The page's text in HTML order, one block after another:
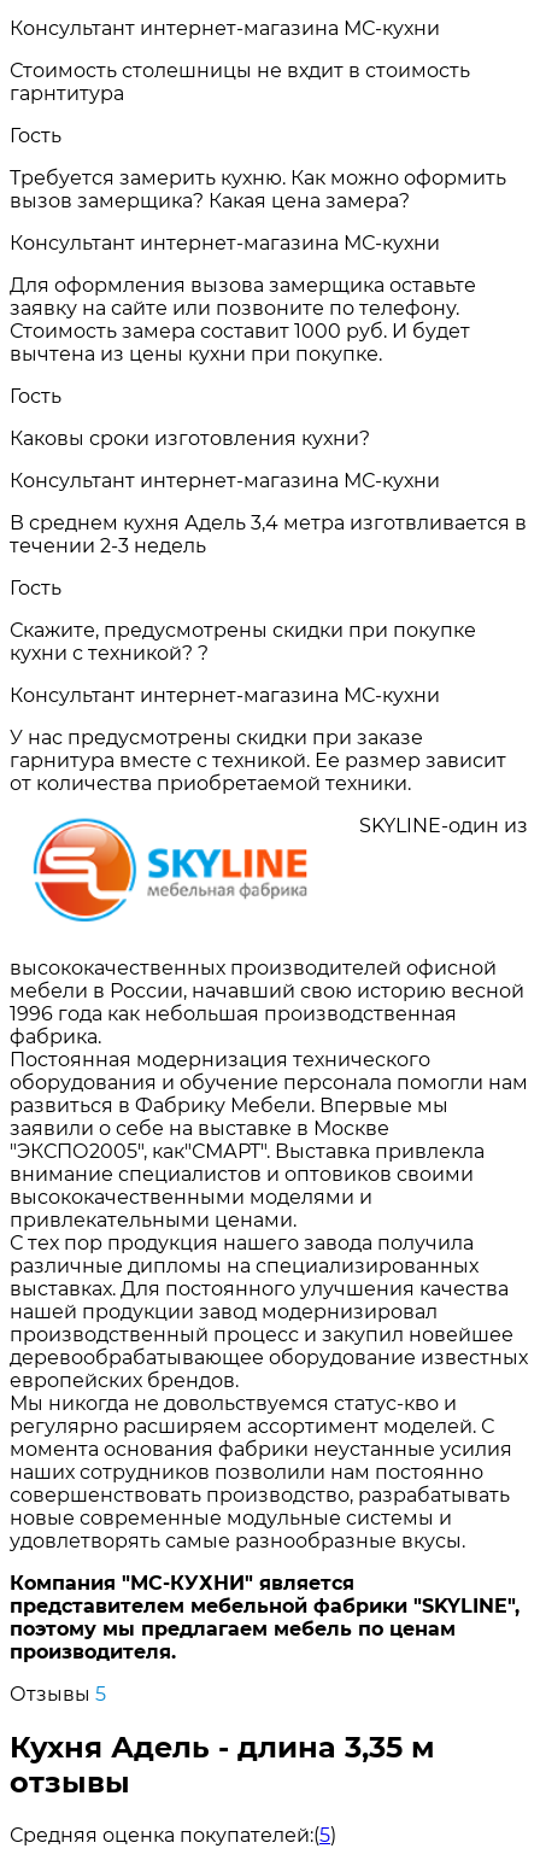
Консультант интернет-магазина МС-кухни
Стоимость столешницы не вхдит в стоимость
гарнтитура
Гость
Требуется замерить кухню. Как можно оформить
вызов замерщика? Какая цена замера?
Консультант интернет-магазина МС-кухни
Для оформления вызова замерщика оставьте
заявку на сайте или позвоните по телефону.
Стоимость замера составит 1000 руб. И будет
вычтена из цены кухни при покупке.
Гость
Каковы сроки изготовления кухни?
Консультант интернет-магазина МС-кухни
В среднем кухня Адель 3,4 метра изготвливается в
течении 2-3 недель
Гость
Скажите, предусмотрены скидки при покупке
кухни с техникой? ?
Консультант интернет-магазина МС-кухни
У нас предусмотрены скидки при заказе
гарнитура вместе с техникой. Ее размер зависит
от количества приобретаемой техники.
SKYLINE-один из
высококачественных производителей офисной
мебели в России, начавший свою историю весной
1996 года как небольшая производственная
фабрика.
Постоянная модернизация технического
оборудования и обучение персонала помогли нам
развиться в Фабрику Мебели. Впервые мы
заявили о себе на выставке в Москве
"ЭКСПО2005", как"СМАРТ". Выставка привлекла
внимание специалистов и оптовиков своими
высококачественными моделями и
привлекательными ценами.
С тех пор продукция нашего завода получила
различные дипломы на специализированных
выставках. Для постоянного улучшения качества
нашей продукции завод модернизировал
производственный процесс и закупил новейшее
деревообрабатывающее оборудование известных
европейских брендов.
Мы никогда не довольствуемся статус-кво и
регулярно расширяем ассортимент моделей. С
момента основания фабрики неустанные усилия
наших сотрудников позволили нам постоянно
совершенствовать производство, разрабатывать
новые современные модульные системы и
удовлетворять самые разнообразные вкусы.
Компания "МС-КУХНИ" является
представителем мебельной фабрики "SKYLINE",
поэтому мы предлагаем мебель по ценам
производителя.
Отзывы 5
Кухня Адель - длина 3,35 м
отзывы
Средняя оценка покупателей:(5)